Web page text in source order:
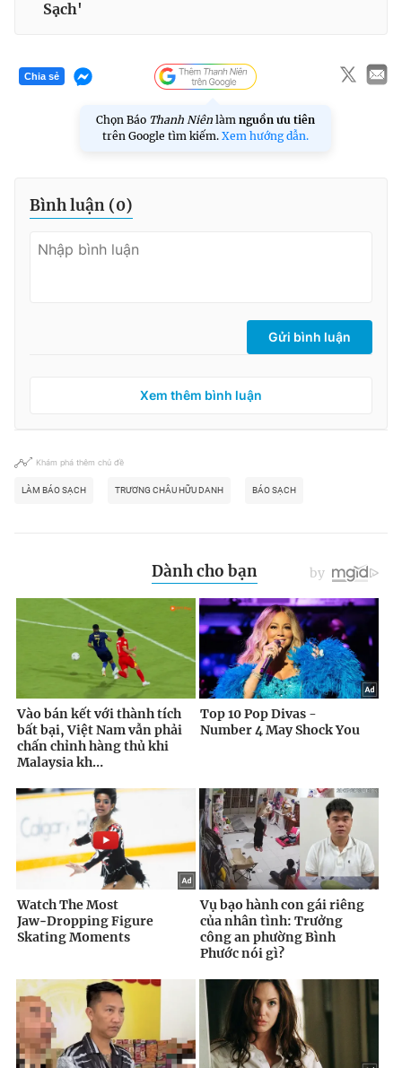
Sạch'
Chia sẻ
Chọn Báo Thanh Niên làm nguồn ưu tiên
trên Google tìm kiếm. Xem hướng dẫn.
Bình luận (0)
Gửi bình luận
Xem thêm bình luận
Khám phá thêm chủ đề
LÀM BÁO SẠCH TRƯƠNG CHÂU HỮU DANH BÁO SẠCH